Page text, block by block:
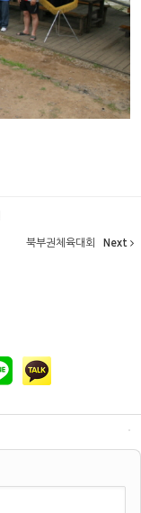
북부권체육대회 Next